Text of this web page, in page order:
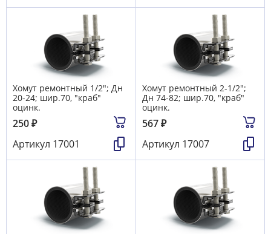
Хомут ремонтный 1/2"; Дн
20-24; шир.70, "краб"
оцинк.
250₽
Артикул 17001
Хомут ремонтный 2-1/2";
Дн 74-82; шир.70, "краб"
оцинк.
567₽
Артикул 17007